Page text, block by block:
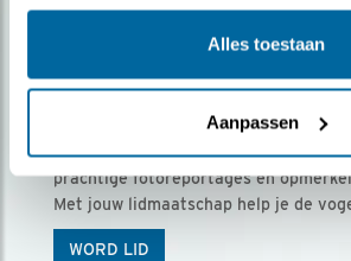
Alles toestaan
Aanpassen
Ontvang 5 x Vogels voor €
Vogels is het tijdschrift voor onze
prachtige fotoreportages en
Met jouw lidmaatschap help je de
WORD LID